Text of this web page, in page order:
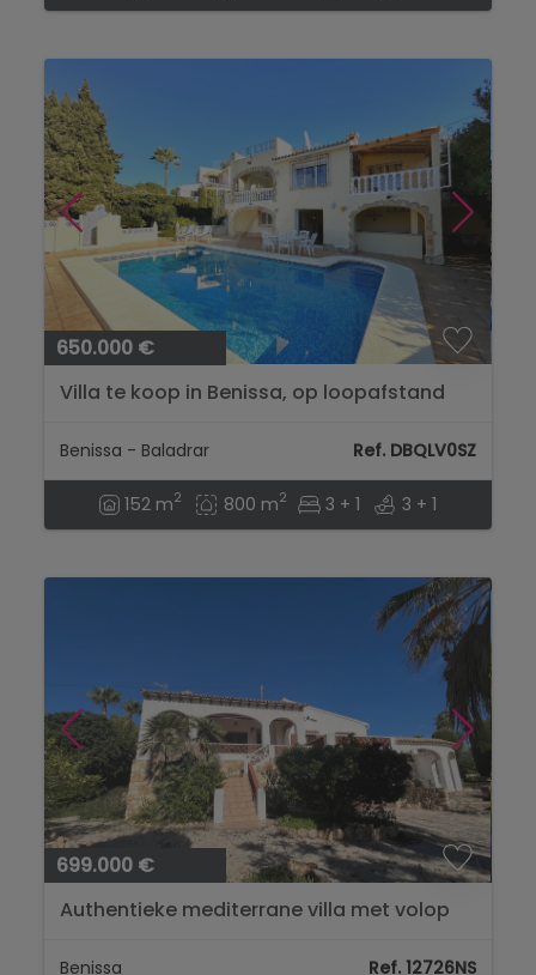
650.000 €
Villa te koop in Benissa, op loopafstand
Benissa - Baladrar Ref. DBQLV0SZ
152 m2 800 m2 3 + 1 3 + 1
699.000 €
Authentieke mediterrane villa met volop
Benissa Costa...
Benissa Ref. 12726NS